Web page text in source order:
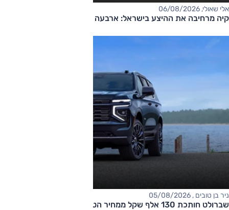
אלי שאולי, 06/08/2026
קיה מרחיבה את ההיצע בישראל: ארבעה דגמים חדשים בדרך
ניר בן טובים , 05/08/2026
שברולט חותכת 130 אלף שקל ממחיר הטאהו